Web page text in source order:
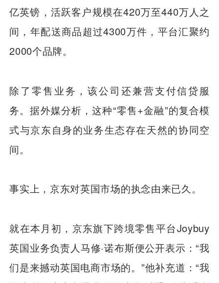
亿英镑，活跃客户规模在420万至440万人之
间，年配送商品超过4300万件，平台汇聚约
2000个品牌。
除了零售业务，该公司还兼营支付信贷服
务。据外媒分析，这种“零售+金融”的复合模
式与京东自身的业务生态存在天然的协同空
间。
事实上，京东对英国市场的执念由来已久。
就在本月初，京东旗下跨境零售平台Joybuy
英国业务负责人马修·诺布斯便公开表示：“我
们是来撼动英国电商市场的。”他补充道：“我